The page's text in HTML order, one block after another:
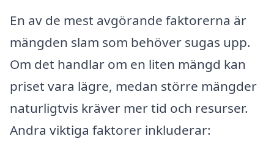
En av de mest avgörande faktorerna är
mängden slam som behöver sugas upp.
Om det handlar om en liten mängd kan
priset vara lägre, medan större mängder
naturligtvis kräver mer tid och resurser.
Andra viktiga faktorer inkluderar: